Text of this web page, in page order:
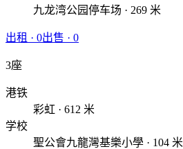
九龙湾公园停车场 · 269 米
出租 · 0出售 · 0
3座
港铁
彩虹 · 612 米
学校
聖公會九龍灣基樂小學 · 104 米